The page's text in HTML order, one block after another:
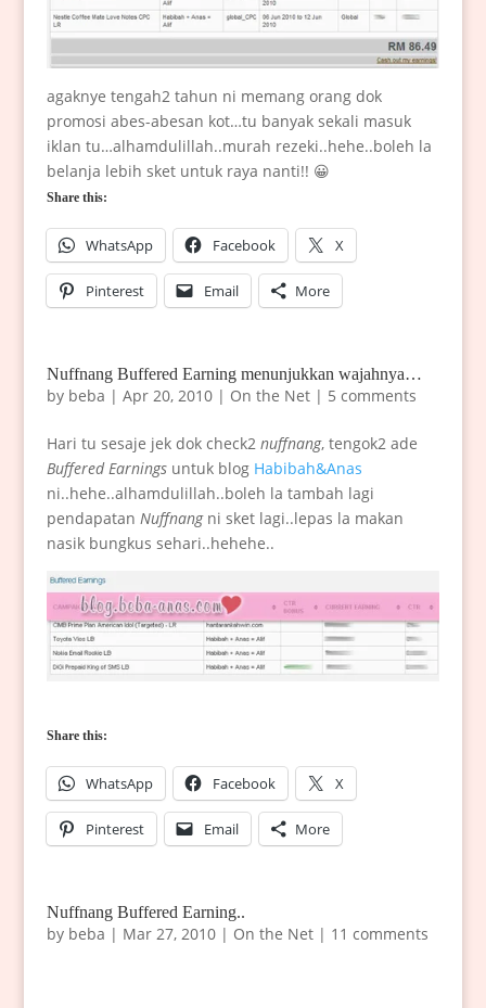
agaknye tengah2 tahun ni memang orang dok
promosi abes-abesan kot…tu banyak sekali masuk
iklan tu…alhamdulillah..murah rezeki..hehe..boleh la
belanja lebih sket untuk raya nanti!! 😀
Share this:
WhatsApp Facebook X
Pinterest Email More
Nuffnang Buffered Earning menunjukkan wajahnya…
by beba | Apr 20, 2010| On the Net| 5 comments
Hari tu sesaje jek dok check2nuffnang, tengok2 ade
Buffered Earningsuntuk blog Habibah&Anas
ni..hehe..alhamdulillah..boleh la tambah lagi
pendapatan Nuffnangni sket lagi..lepas la makan
nasik bungkus sehari..hehehe..
Share this:
WhatsApp Facebook X
Pinterest Email More
Nuffnang Buffered Earning..
by beba | Mar 27, 2010| On the Net| 11 comments